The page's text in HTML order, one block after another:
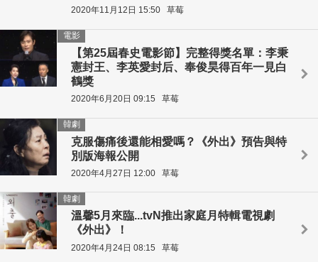
2020年11月12日 15:50 草莓
【第25屆春史電影節】完整得獎名單：李秉
憲封王、李英愛封后、奉俊昊得百年一見白
鶴獎
電影
2020年6月20日 09:15 草莓
克服傷痛後還能相愛嗎？《外出》預告與特
別版海報公開
韓劇
2020年4月27日 12:00 草莓
溫馨5月來臨...tvN推出家庭月特輯電視劇
《外出》！
韓劇
2020年4月24日 08:15 草莓